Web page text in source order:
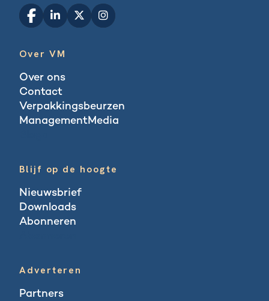
Over VM
Over ons
Contact
Verpakkingsbeurzen
ManagementMedia
Blijf op de hoogte
Nieuwsbrief
Downloads
Abonneren
Adverteren
Partners